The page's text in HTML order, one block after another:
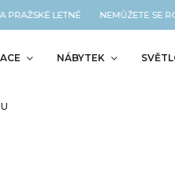
LETNÉ NEMŮŽETE SE
NÁBYTEK